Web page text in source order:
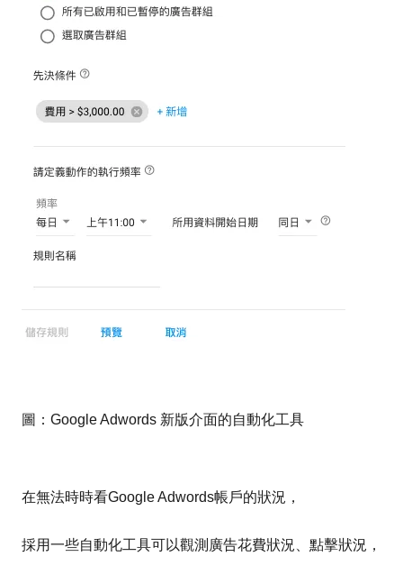
圖：Google Adwords 新版介面的自動化工具
在無法時時看Google Adwords帳戶的狀況，
採用一些自動化工具可以觀測廣告花費狀況、點擊狀況，